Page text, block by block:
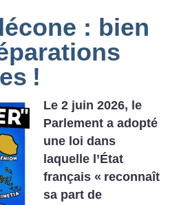
: bien
!
Le 2 juin 2026, le
Parlement a adopté
une loi dans
laquelle l’État
français « reconnaît
sa part de